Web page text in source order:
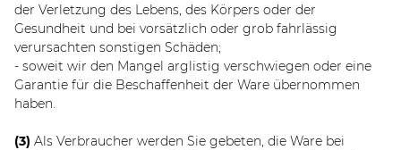
der Verletzung des Lebens, des Körpers oder der
Gesundheit und bei vorsätzlich oder grob fahrlässig
verursachten sonstigen Schäden;
- soweit wir den Mangel arglistig verschwiegen oder eine
Garantie für die Beschaffenheit der Ware übernommen
haben.
(3) Als Verbraucher werden Sie gebeten, die Ware bei